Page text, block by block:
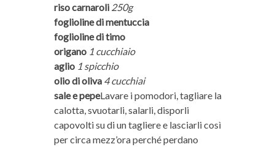
riso carnaroli 250g
foglioline di mentuccia
foglioline di timo
origano 1 cucchiaio
aglio1 spicchio
olio di oliva 4 cucchiai
sale e pepeLavare i pomodori, tagliare la
calotta, svuotarli, salarli, disporli
capovolti su di un tagliere e lasciarli così
per circa mezz’ora perché perdano